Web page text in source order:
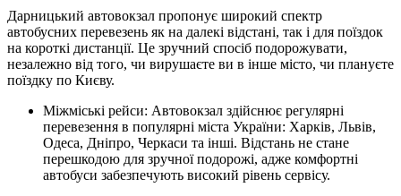
Дарницький автовокзал пропонує широкий спектр
автобусних перевезень як на далекі відстані, так і для поїздок
на короткі дистанції. Це зручний спосіб подорожувати,
незалежно від того, чи вирушаєте ви в інше місто, чи плануєте
поїздку по Києву.
Міжміські рейси: Автовокзал здійснює регулярні
перевезення в популярні міста України: Харків, Львів,
Одеса, Дніпро, Черкаси та інші. Відстань не стане
перешкодою для зручної подорожі, адже комфортні
автобуси забезпечують високий рівень сервісу.